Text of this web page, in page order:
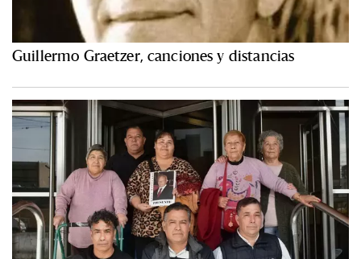
Guillermo Graetzer, canciones y distancias